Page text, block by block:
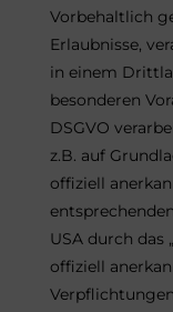
Vorbehaltlich
Erlaubnisse,
in einem
besonderen
DSGVO
z.B. auf
offiziell
USA durch das
offiziell